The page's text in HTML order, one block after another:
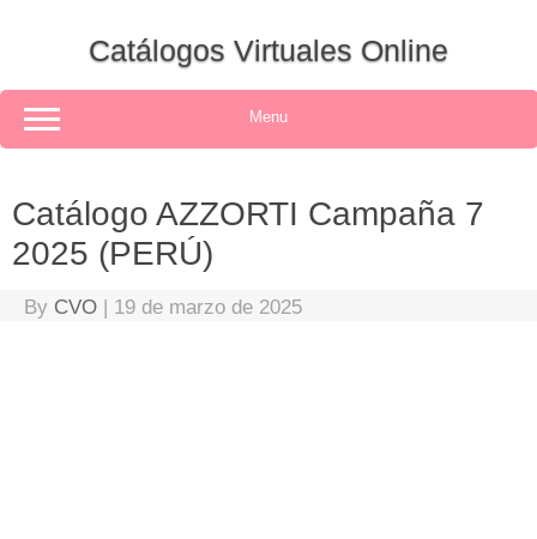
Catálogos Virtuales Online
Menu
Catálogo AZZORTI Campaña 7
2025 (PERÚ)
By CVO | 19 de marzo de 2025